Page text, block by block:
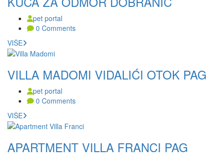
pet portal
0 Comments
VIŠE
VILLA MADOMI VIDALIĆI OTOK PAG
pet portal
0 Comments
VIŠE
APARTMENT VILLA FRANCI PAG